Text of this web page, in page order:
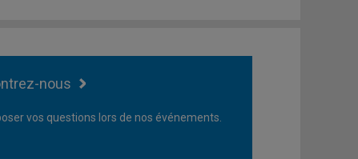
nous
vos questions lors de nos événements.